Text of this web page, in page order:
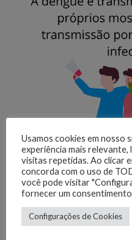
Usamos cookies em nosso
experiência mais
visitas repetidas. Ao clicar
concorda com o uso de
você pode visitar
fornecer um
Configurações de Cookies